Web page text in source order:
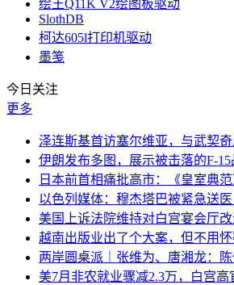
绘王Q11K V2绘图板驱动
SlothDB
柯达605l打印机驱动
墨笺
今日关注
更多
泽连斯基首访塞尔维亚，与武契
伊朗发布多图，展示被击落的F-
日本前首相痛批高市：《皇室典
以色列媒体：穆杰塔巴被紧急送
美国上诉法院维持对白宫宴会厅
越南出版业出了个大案，但不用
两岸圆桌派｜张维为、唐湘龙：
美7月非农就业骤减2.3万，白宫